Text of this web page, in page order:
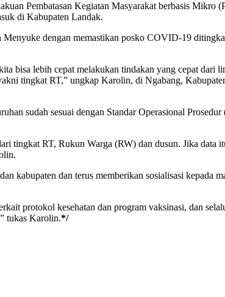
Pembatasan Kegiatan Masyarakat berbasis Mikro
di Kabupaten Landak.
dengan memastikan posko COVID-19
bisa lebih cepat melakukan tindakan yang cepat dari
tingkat RT,” ungkap Karolin, di Ngabang,
sudah sesuai dengan Standar Operasional
tingkat RT, Rukun Warga (RW) dan dusun. Jika data
kabupaten dan terus memberikan sosialisasi kepada
protokol kesehatan dan program vaksinasi, dan
tukas Karolin.*/